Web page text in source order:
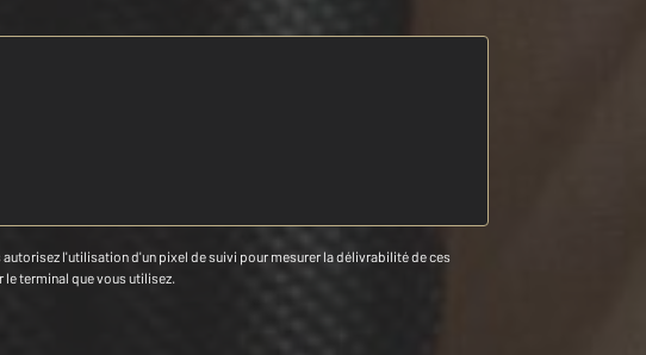
autorisez l'utilisation d'un pixel de suivi pour mesurer la délivrabilité de ces
terminal que vous utilisez.